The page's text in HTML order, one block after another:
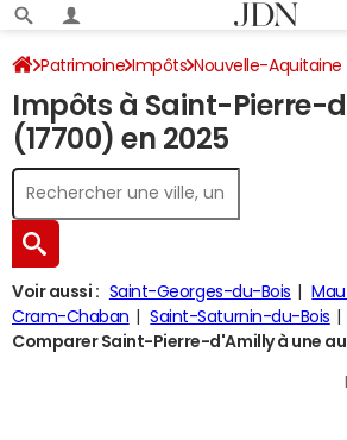
Patrimoine Impôts Nouvelle-Aquitaine
Charente-Maritime Saint-Pierre-d'Amilly
Impôts à Saint-Pierre-
(17700) en 2025
Voir aussi : Saint-Georges-du-Bois
Cram-Chaban
Saint-Saturnin-du-Bois
Comparer Saint-Pierre-d'Amilly à une